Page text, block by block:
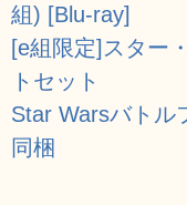
組) [Blu-ray]
[e組限定]スター
トセット
Star Warsバトル
同梱